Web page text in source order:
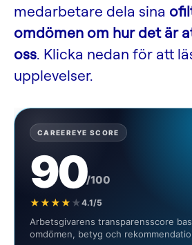
medarbetare dela sina
omdömen om hur det är
oss. Klicka nedan för att
upplevelser.